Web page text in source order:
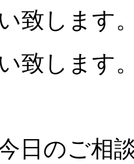
致します
致します
日のご相